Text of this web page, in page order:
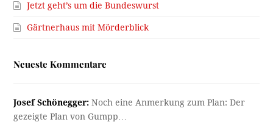
Jetzt geht’s um die Bundeswurst
Gärtnerhaus mit Mörderblick
Neueste Kommentare
Josef Schönegger: Noch eine Anmerkung zum Plan: Der
gezeigte Plan von Gumpp…